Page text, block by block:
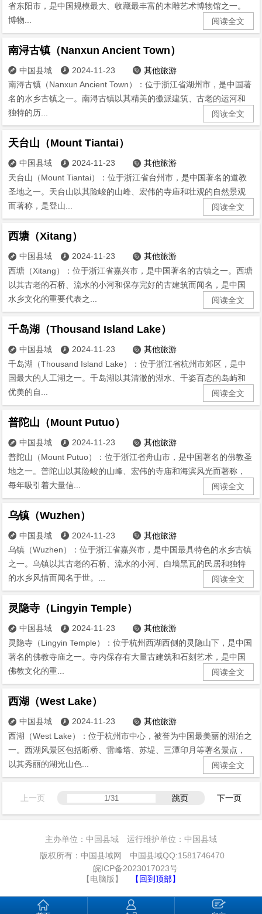
省东阳市，是中国规模最大、收藏最丰富的木雕艺术博物馆之一。
博物...
阅读全文
南浔古镇（Nanxun Ancient Town）
 中国县域  2024-11-23  其他旅游
南浔古镇（Nanxun Ancient Town）：位于浙江省湖州市，是中国著
名的水乡古镇之一。南浔古镇以其精美的徽派建筑、古老的运河和
独特的历...
阅读全文
天台山（Mount Tiantai）
 中国县域  2024-11-23  其他旅游
天台山（Mount Tiantai）：位于浙江省台州市，是中国著名的道教
圣地之一。天台山以其险峻的山峰、宏伟的寺庙和壮观的自然景观
而著称，是登山...
阅读全文
西塘（Xitang）
 中国县域  2024-11-23  其他旅游
西塘（Xitang）：位于浙江省嘉兴市，是中国著名的古镇之一。西塘
以其古老的石桥、流水的小河和保存完好的古建筑而闻名，是中国
水乡文化的重要代表之...
阅读全文
千岛湖（Thousand Island Lake）
 中国县域  2024-11-23  其他旅游
千岛湖（Thousand Island Lake）：位于浙江省杭州市郊区，是中
国最大的人工湖之一。千岛湖以其清澈的湖水、千姿百态的岛屿和
优美的自...
阅读全文
普陀山（Mount Putuo）
 中国县域  2024-11-23  其他旅游
普陀山（Mount Putuo）：位于浙江省舟山市，是中国著名的佛教圣
地之一。普陀山以其险峻的山峰、宏伟的寺庙和海滨风光而著称，
每年吸引着大量信...
阅读全文
乌镇（Wuzhen）
 中国县域  2024-11-23  其他旅游
乌镇（Wuzhen）：位于浙江省嘉兴市，是中国最具特色的水乡古镇
之一。乌镇以其古老的石桥、流水的小河、白墙黑瓦的民居和独特
的水乡风情而闻名于世。...
阅读全文
灵隐寺（Lingyin Temple）
 中国县域  2024-11-23  其他旅游
灵隐寺（Lingyin Temple）：位于杭州西湖西侧的灵隐山下，是中国
著名的佛教寺庙之一。寺内保存有大量古建筑和石刻艺术，是中国
佛教文化的重...
阅读全文
西湖（West Lake）
 中国县域  2024-11-23  其他旅游
西湖（West Lake）：位于杭州市中心，被誉为中国最美丽的湖泊之
一。西湖风景区包括断桥、雷峰塔、苏堤、三潭印月等著名景点，
以其秀丽的湖光山色...
阅读全文
上一页 跳页 下一页
主办单位：中国县域 运行维护单位：中国县域
版权所有：中国县域网 中国县域QQ:1581746470
皖ICP备2023017023号
【电脑版】
【回到顶部】